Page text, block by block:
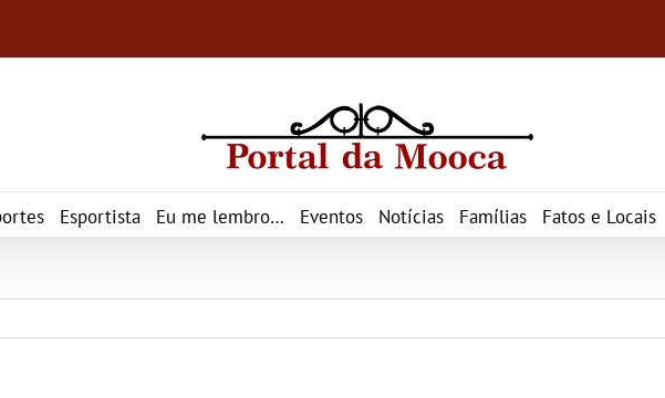
Esportista Eu me lembro… Eventos Notícias Famílias Fatos e Locais